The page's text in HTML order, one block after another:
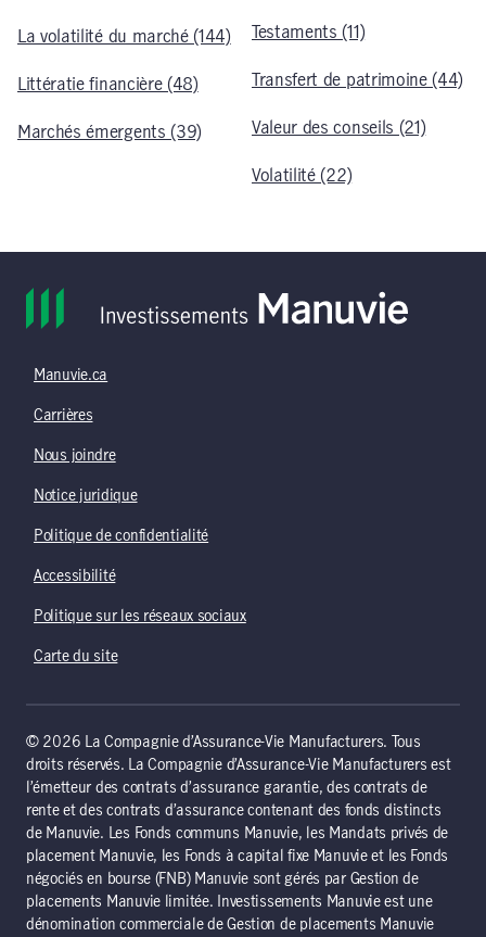
La volatilité du marché (144)
Littératie financière (48)
Marchés émergents (39)
Testaments (11)
Transfert de patrimoine (44)
Valeur des conseils (21)
Volatilité (22)
Manuvie.ca
Carrières
Nous joindre
Notice juridique
Politique de confidentialité
Accessibilité
Politique sur les réseaux sociaux
Carte du site
© 2026 La Compagnie d’Assurance-Vie Manufacturers. Tous
droits réservés. La Compagnie d’Assurance-Vie Manufacturers est
l’émetteur des contrats d’assurance garantie, des contrats de
rente et des contrats d’assurance contenant des fonds distincts
de Manuvie. Les Fonds communs Manuvie, les Mandats privés de
placement Manuvie, les Fonds à capital fixe Manuvie et les Fonds
négociés en bourse (FNB) Manuvie sont gérés par Gestion de
placements Manuvie limitée. Investissements Manuvie est une
dénomination commerciale de Gestion de placements Manuvie